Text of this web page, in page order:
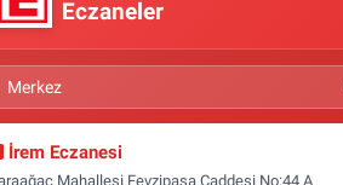
Eczaneler
İrem Eczanesi
Mahallesi Fevzipaşa Caddesi No:44 A